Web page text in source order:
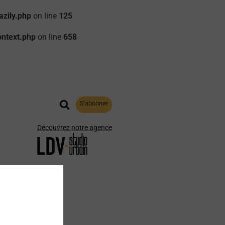
on line 125
on line 658
S'abonner
Découvrez notre agence